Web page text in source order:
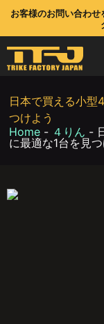
お客様のお問い合わ
日本で買える小型
つけよう
Home- ４りん -
に最適な1台を見つ